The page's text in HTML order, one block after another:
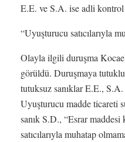
E.E. ve S.A. ise adli kontrol
“Uyuşturucu satıcılarıyla
Olayla ilgili duruşma
görüldü. Duruşmaya
tutuksuz sanıklar E.E., S.A.
Uyuşturucu madde ticareti
sanık S.D., “Esrar maddesi
satıcılarıyla muhatap